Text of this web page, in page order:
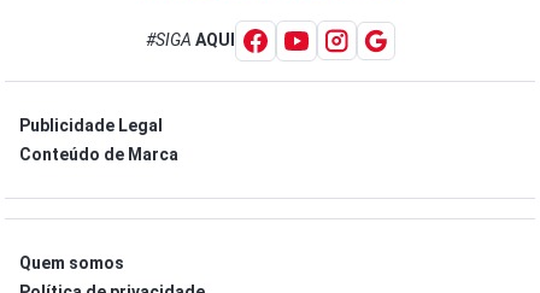
#SIGA AQUI
Publicidade Legal
Conteúdo de Marca
Quem somos